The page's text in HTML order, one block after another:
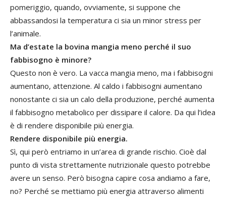
pomeriggio, quando, ovviamente, si suppone che
abbassandosi la temperatura ci sia un minor stress per
l’animale.
Ma d’estate la bovina mangia meno perché il suo
fabbisogno è minore?
Questo non è vero. La vacca mangia meno, ma i fabbisogni
aumentano, attenzione. Al caldo i fabbisogni aumentano
nonostante ci sia un calo della produzione, perché aumenta
il fabbisogno metabolico per dissipare il calore. Da qui l’idea
è di rendere disponibile più energia.
Rendere disponibile più energia.
Sì, qui però entriamo in un’area di grande rischio. Cioè dal
punto di vista strettamente nutrizionale questo potrebbe
avere un senso. Però bisogna capire cosa andiamo a fare,
no? Perché se mettiamo più energia attraverso alimenti